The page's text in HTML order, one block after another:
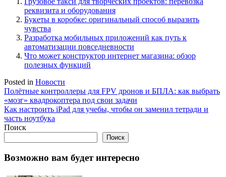
реквизита и оборудования
Букеты в коробке: оригинальный способ выразить
чувства
Разработка мобильных приложений как путь к
автоматизации повседневности
Что может конструктор интернет магазина: обзор
полезных функций
Posted in Новости
Навигация
по
записям
Полётные контроллеры для FPV дронов и БПЛА: как выбрать
«мозг» квадрокоптера под свои задачи
Как настроить iPad для учебы, чтобы он заменил тетради и
часть ноутбука
Поиск
Поиск
Возможно вам будет интересно